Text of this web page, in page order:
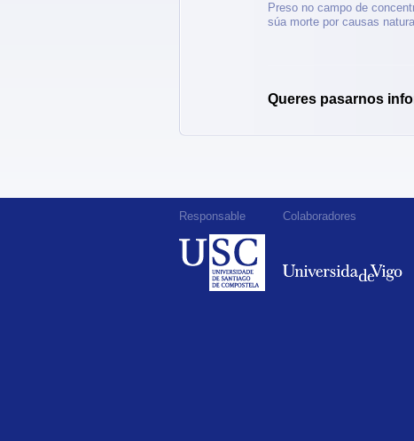
Preso no campo de
súa morte por causas
Queres pasarnos
Responsable Colaboradores